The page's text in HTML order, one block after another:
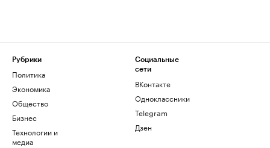
Рубрики
Политика
Экономика
Общество
Бизнес
Технологии и
медиа
Социальные
сети
ВКонтакте
Одноклассники
Telegram
Дзен